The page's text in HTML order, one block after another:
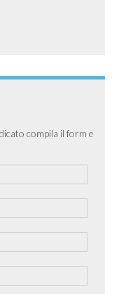
compila il form e